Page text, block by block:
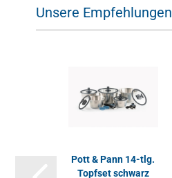
Unsere Empfehlungen
Pott & Pann 14-tlg.
Topfset schwarz